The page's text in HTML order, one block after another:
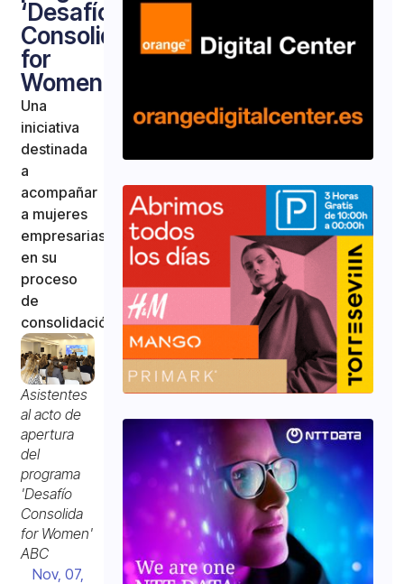
‘Desafío
Consolida
for
Women’
Una
iniciativa
destinada
a
acompañar
a mujeres
empresarias
en su
proceso
de
consolidación
Asistentes
al acto de
apertura
del
programa
'Desafío
Consolida
for Women'
ABC
Nov, 07,